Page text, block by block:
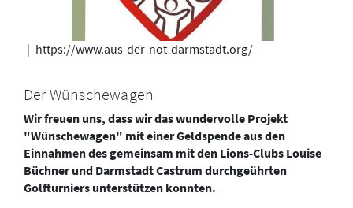
| https://www.aus-der-not-darmstadt.org/
Der Wünschewagen
Wir freuen uns, dass wir das wundervolle Projekt
"Wünschewagen" mit einer Geldspende aus den
Einnahmen des gemeinsam mit den Lions-Clubs Louise
Büchner und Darmstadt Castrum durchgeührten
Golfturniers unterstützen konnten.